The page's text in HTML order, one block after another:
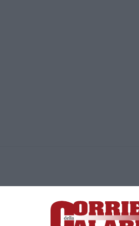
Lamezia Terme (CZ)
responsabile Paola Militano |Privacy